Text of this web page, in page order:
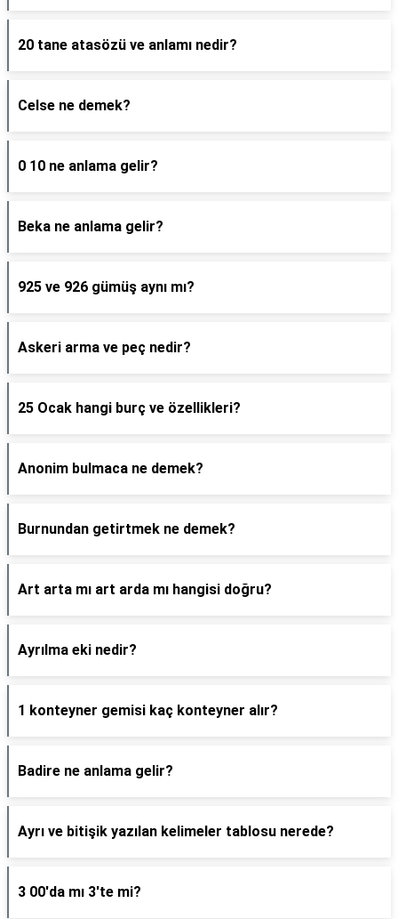
20 tane atasözü ve anlamı nedir?
Celse ne demek?
0 10 ne anlama gelir?
Beka ne anlama gelir?
925 ve 926 gümüş aynı mı?
Askeri arma ve peç nedir?
25 Ocak hangi burç ve özellikleri?
Anonim bulmaca ne demek?
Burnundan getirtmek ne demek?
Art arta mı art arda mı hangisi doğru?
Ayrılma eki nedir?
1 konteyner gemisi kaç konteyner alır?
Badire ne anlama gelir?
Ayrı ve bitişik yazılan kelimeler tablosu nerede?
3 00'da mı 3'te mi?